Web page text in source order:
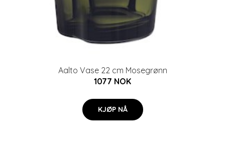
Aalto Vase 22 cm Mosegrønn
1077 NOK
KJØP NÅ